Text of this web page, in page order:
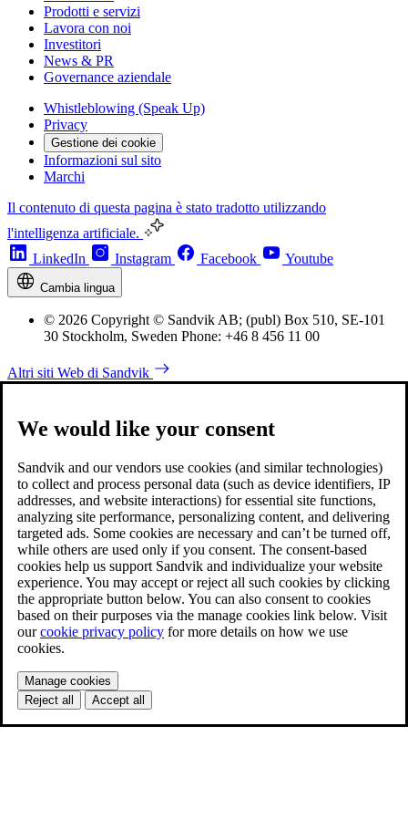
Prodotti e servizi
Lavora con noi
Investitori
News & PR
Governance aziendale
Whistleblowing (Speak Up)
Privacy
Gestione dei cookie
Informazioni sul sito
Marchi
Il contenuto di questa pagina è stato tradotto utilizzando
l'intelligenza artificiale.
LinkedIn
Instagram Facebook Youtube
Cambia lingua
© 2026 Copyright © Sandvik AB; (publ) Box 510, SE-101
30 Stockholm, Sweden Phone: +46 8 456 11 00
Altri siti Web di Sandvik
We would like your consent
Sandvik and our vendors use cookies (and similar technologies)
to collect and process personal data (such as device identifiers, IP
addresses, and website interactions) for essential site functions,
analyzing site performance, personalizing content, and delivering
targeted ads. Some cookies are necessary and can’t be turned off,
while others are used only if you consent. The consent-based
cookies help us support Sandvik and individualize your website
experience. You may accept or reject all such cookies by clicking
the appropriate button below. You can also consent to cookies
based on their purposes via the manage cookies link below. Visit
ourcookie privacy policy for more details on how we use
cookies.
Manage cookies
Reject all
Accept all